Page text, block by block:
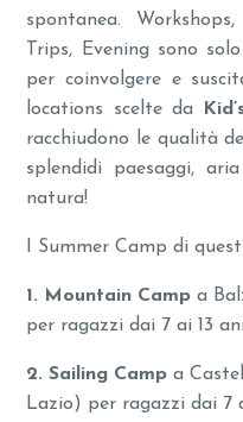
spontanea.
Trips, Evening sono
per coinvolgere e
locations scelte da
racchiudono le qualità
splendidi paesaggi,
natura!
I Summer Camp di
1. Mountain Camp a
per ragazzi dai 7 ai 13
2. Sailing Camp a
Lazio) per ragazzi dai 7